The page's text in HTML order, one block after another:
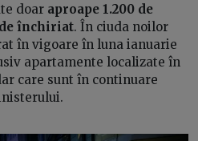
doar aproape 1.200 de
închiriat. În ciuda noilor
în vigoare în luna ianuarie
apartamente localizate în
care sunt în continuare